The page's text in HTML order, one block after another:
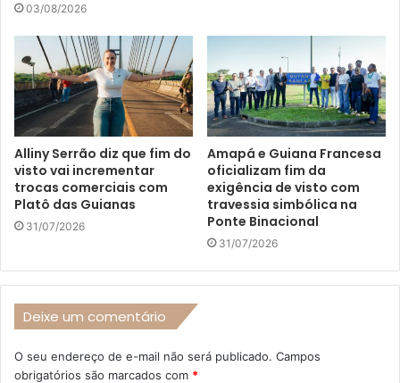
03/08/2026
Alliny Serrão diz que fim do
visto vai incrementar
trocas comerciais com
Platô das Guianas
31/07/2026
Amapá e Guiana Francesa
oficializam fim da
exigência de visto com
travessia simbólica na
Ponte Binacional
31/07/2026
Deixe um comentário
O seu endereço de e-mail não será publicado. Campos
obrigatórios são marcados com *